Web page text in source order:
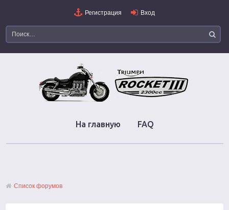
Регистрация Вход
На главную FAQ
Список форумов